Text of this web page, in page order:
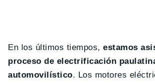
En los últimos tiempos, estamos
proceso de electrificación
automovilístico. Los motores